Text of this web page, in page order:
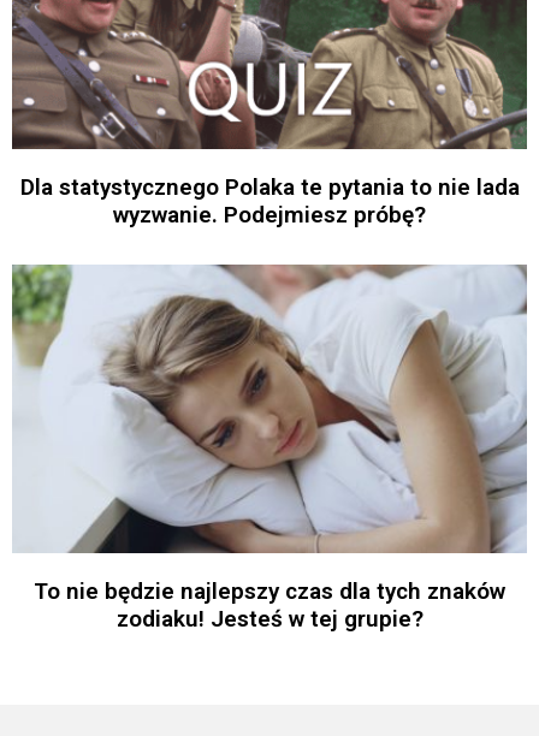
Dla statystycznego Polaka te pytania to nie lada
wyzwanie. Podejmiesz próbę?
To nie będzie najlepszy czas dla tych znaków
zodiaku! Jesteś w tej grupie?